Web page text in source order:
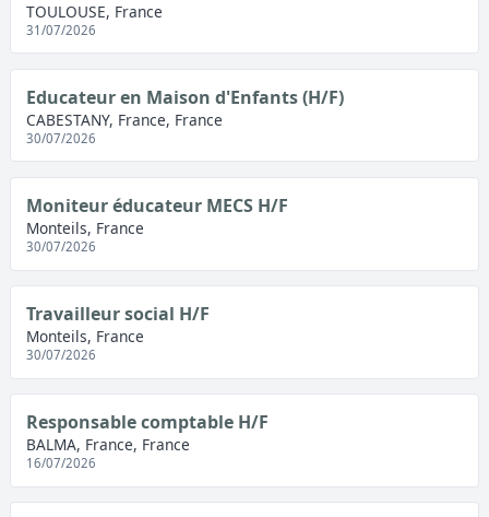
TOULOUSE, France
31/07/2026
Educateur en Maison d'Enfants (H/F)
CABESTANY, France, France
30/07/2026
Moniteur éducateur MECS H/F
Monteils, France
30/07/2026
Travailleur social H/F
Monteils, France
30/07/2026
Responsable comptable H/F
BALMA, France, France
16/07/2026